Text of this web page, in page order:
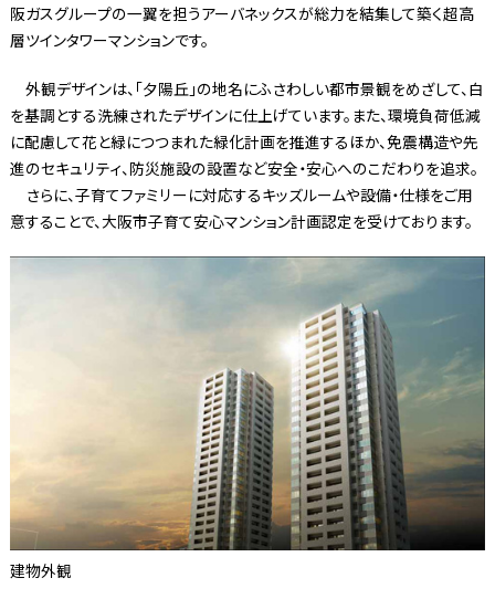
阪ガスグループの一翼を担うアーバネックスが総力を結集して築く超高
層ツインタワーマンションです。
外観デザインは、「夕陽丘」の地名にふさわしい都市景観をめざして、白
を基調とする洗練されたデザインに仕上げています。また、環境負荷低減
に配慮して花と緑につつまれた緑化計画を推進するほか、免震構造や先
進のセキュリティ、防災施設の設置など安全・安心へのこだわりを追求。
さらに、子育てファミリーに対応するキッズルームや設備・仕様をご用
意することで、大阪市子育て安心マンション計画認定を受けております。
建物外観